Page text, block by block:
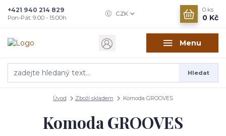
Menu
CZK
Hledat
+421 940 214 829
Pon-Pát: 9:00 - 15:00h
0 ks
0 Kč
Úvod Zboží skladem Komoda GROOVES
Komoda GROOVES